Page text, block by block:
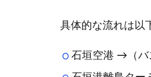
タク
ー）
2.2
具体的な流れは以
石垣空港 →（バ